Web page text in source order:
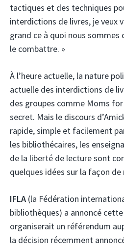
tactiques et des techniques
interdictions de livres, je veux
grand ce à quoi nous
le combattre. »
À l’heure actuelle, la nature
actuelle des interdictions de
des groupes comme Moms
secret. Mais le discours
rapide, simple et facilement
les bibliothécaires, les
de la liberté de lecture sont
quelques idées sur la façon de
IFLA (la Fédération
bibliothèques) a annoncé cette
organiserait un référendum
la décision récemment